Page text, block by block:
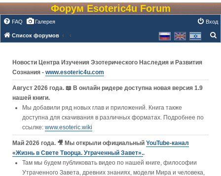
Форум Esoteric4u Forum
FAQ Галерея Вход
Список форумов
Новости Центра Изучения Эзотерического Наследия и Развития
Сознания - www.esoteric4u.com
Август 2026 года. 📖 В онлайн ридере доступна новая версия 1.9
нашей книги.
Мы добавили ряд новых глав и приложений. Книга также
доступна для скачивания в различных форматах. Подробнее по
ссылке: www.esoteric.wiki
Май 2026 года. 🎥 Мы открыли официальный YouTube‑канал
«Жизнь в Свете Творца. Утраченный Завет»..
Там мы будем публиковать видео по нашей книге, философии
Утраченного Завета, древних знаниях, модели Мира и человека,